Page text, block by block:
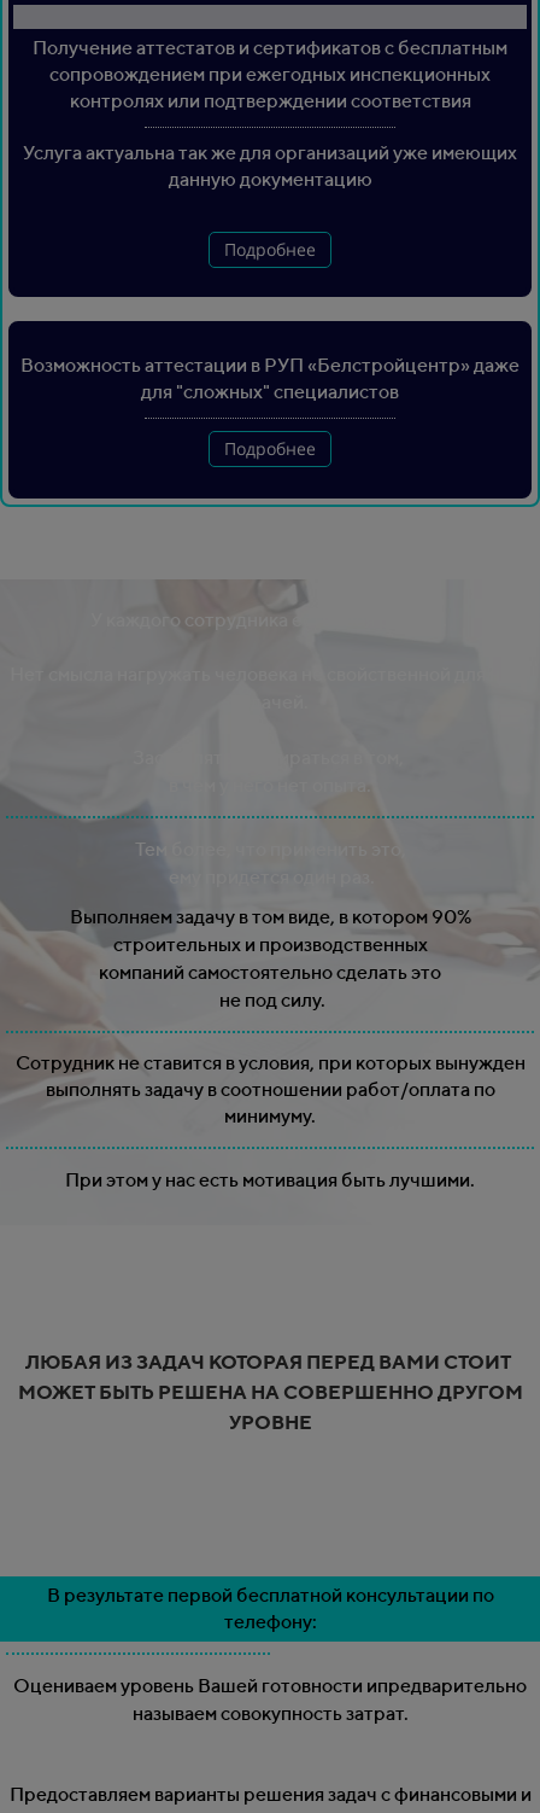
Получение аттестатов и сертификатов с бесплатным
сопровождением при ежегодных инспекционных
контролях или подтверждении соответствия
Услуга актуальна так же для организаций уже имеющих
данную документацию
Подробнее
Возможность аттестации в РУП «Белстройцентр» даже
для "сложных" специалистов
Подробнее
У каждого сотрудника есть своя работа.
Тем более, что применить это,
Выполняем задачу в том виде, в котором 90%
строительных и производственных
компаний самостоятельно сделать это
не под силу.
Сотрудник не ставится в условия, при которых вынужден
выполнять задачу в соотношении работ/оплата по
минимуму.
При этом у нас есть мотивация быть лучшими.
ЛЮБАЯ ИЗ ЗАДАЧ КОТОРАЯ ПЕРЕД ВАМИ СТОИТ
МОЖЕТ БЫТЬ РЕШЕНА НА СОВЕРШЕННО ДРУГОМ
УРОВНЕ
В результате первой бесплатной консультации по
телефону:
Оцениваем уровень Вашей готовности ипредварительно
называем совокупность затрат.
Предоставляем варианты решения задач с финансовыми и